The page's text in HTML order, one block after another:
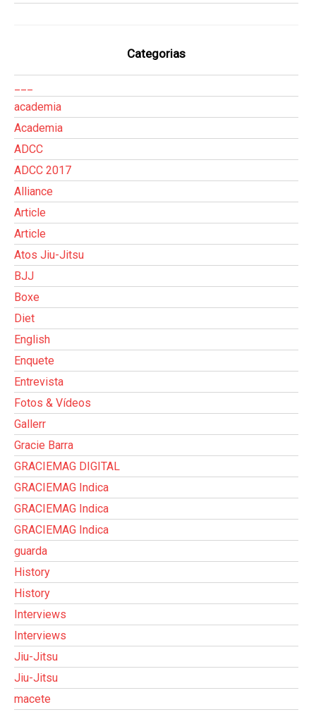
Categorias
academia
Academia
ADCC
ADCC 2017
Alliance
Article
Article
Atos Jiu-Jitsu
BJJ
Boxe
Diet
English
Enquete
Entrevista
Fotos & Vídeos
Gallerr
Gracie Barra
GRACIEMAG DIGITAL
GRACIEMAG Indica
GRACIEMAG Indica
GRACIEMAG Indica
guarda
History
History
Interviews
Interviews
Jiu-Jitsu
Jiu-Jitsu
macete